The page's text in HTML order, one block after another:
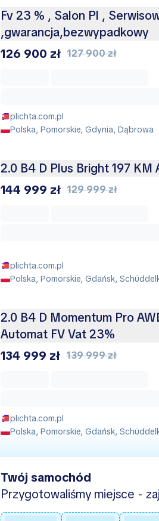
Fv 23 % , Salon Pl ,
,gwarancja,bezwypadkowy
126 900 zł 127 900 zł
plichta.com.pl
Polska, Pomorskie, Gdynia, Dąbrowa
2.0 B4 D Plus Bright 197 KM
144 999 zł 129 999 zł
plichta.com.pl
Polska, Pomorskie, Gdańsk,
2.0 B4 D Momentum Pro
Automat FV Vat 23%
134 999 zł 139 999 zł
plichta.com.pl
Polska, Pomorskie, Gdańsk,
Twój samochód
Przygotowaliśmy miejsce -